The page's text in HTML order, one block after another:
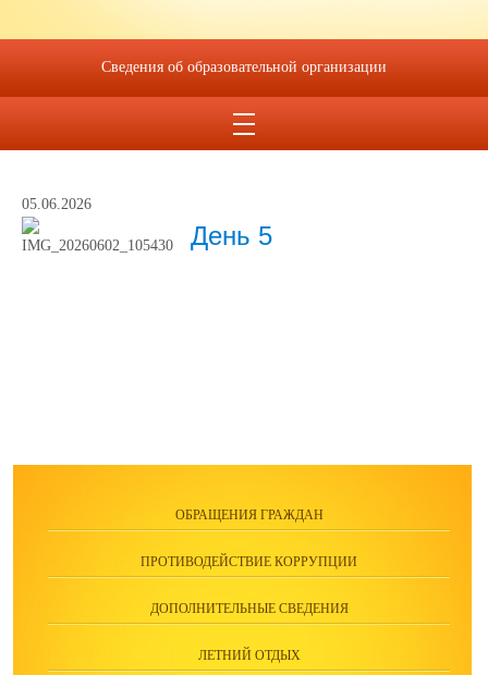
День 5
05.06.2026
День 5
ОБРАЩЕНИЯ ГРАЖДАН
ПРОТИВОДЕЙСТВИЕ КОРРУПЦИИ
ДОПОЛНИТЕЛЬНЫЕ СВЕДЕНИЯ
ЛЕТНИЙ ОТДЫХ
Сведения об образовательной организации